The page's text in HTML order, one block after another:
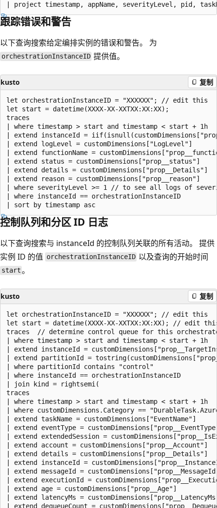
跟踪错误和警告
以下查询搜索给定编排实例的错误和警告。 为
orchestrationInstanceID 提供值。
kusto 复制
let orchestrationInstanceID = "XXXXXX"; // edit this
let start = datetime(XXXX-XX-XXTXX:XX:XX);
traces
| where timestamp > start and timestamp < start + 1h
| extend instanceId =
| extend logLevel = customDimensions["LogLevel"]
| extend functionName =
| extend status = customDimensions["prop__status"]
| extend details = customDimensions["prop__Details"]
| extend reason = customDimensions["prop__reason"]
| where severityLevel >= 1 // to see all logs of
| where instanceId == orchestrationInstanceID
控制队列和分区 ID 日志
以下查询搜索与 instanceId 的控制队列关联的所有活动。 提供
实例 ID 的值 orchestrationInstanceID 以及查询的开始时间
start 。
kusto 复制
let orchestrationInstanceID = "XXXXXX"; // edit this
let start = datetime(XXXX-XX-XXTXX:XX:XX); // edit
traces  // determine control queue for this
| where timestamp > start and timestamp < start + 1h
| extend instanceId =
| extend partitionId =
| where partitionId contains "control"
| where instanceId == orchestrationInstanceID
| join kind = rightsemi(
traces
| where timestamp > start and timestamp < start + 1h
| where customDimensions.Category ==
| extend taskName = customDimensions["EventName"]
| extend eventType =
| extend extendedSession =
| extend account = customDimensions["prop__Account"]
| extend details = customDimensions["prop__Details"]
| extend instanceId =
| extend messageId =
| extend executionId =
| extend age = customDimensions["prop__Age"]
| extend latencyMs =
| extend dequeueCount =